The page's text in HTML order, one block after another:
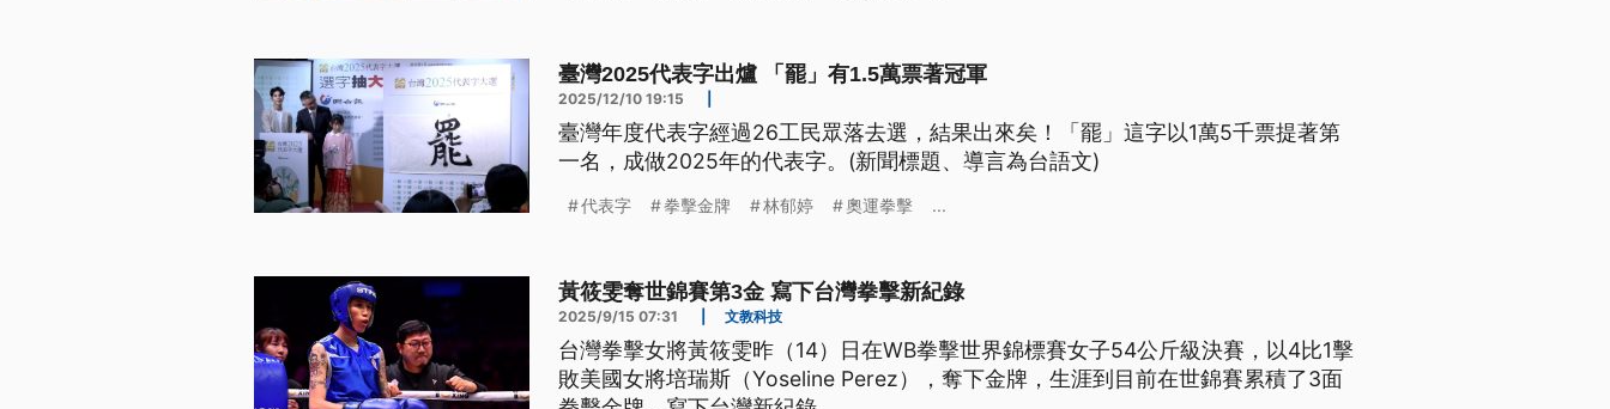
臺灣2025代表字出爐 「罷」有1.5萬票著冠軍
2025/12/10 19:15
臺灣年度代表字經過26工民眾落去選，結果出來矣！「罷」這字以1萬5千票提著第
一名，成做2025年的代表字。(新聞標題、導言為台語文)
代表字 拳擊金牌 林郁婷 奧運拳擊 ...
黃筱雯奪世錦賽第3金 寫下台灣拳擊新紀錄
2025/9/15 07:31 文教科技
台灣拳擊女將黃筱雯昨（14）日在WB拳擊世界錦標賽女子54公斤級決賽，以4比1擊
敗美國女將培瑞斯（Yoseline Perez），奪下金牌，生涯到目前在世錦賽累積了3面